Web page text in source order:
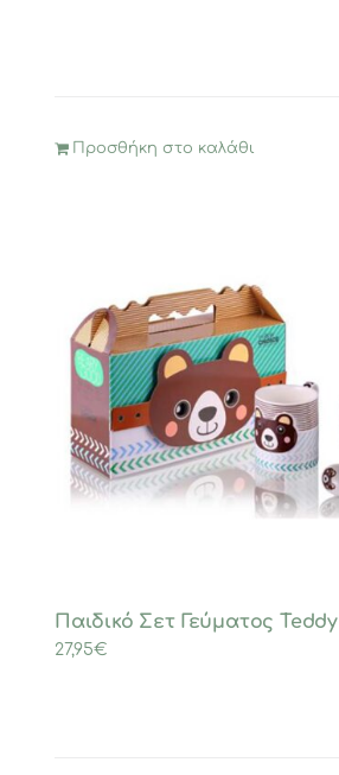
Προσθήκη στο καλάθι
Παιδικό Σετ Γεύματος Teddy
27,95€